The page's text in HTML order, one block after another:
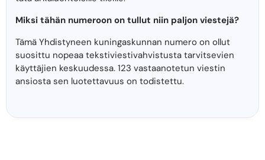
Miksi tähän numeroon on tullut niin paljon viestejä?
Tämä Yhdistyneen kuningaskunnan numero on ollut
suosittu nopeaa tekstiviestivahvistusta tarvitsevien
käyttäjien keskuudessa. 123 vastaanotetun viestin
ansiosta sen luotettavuus on todistettu.